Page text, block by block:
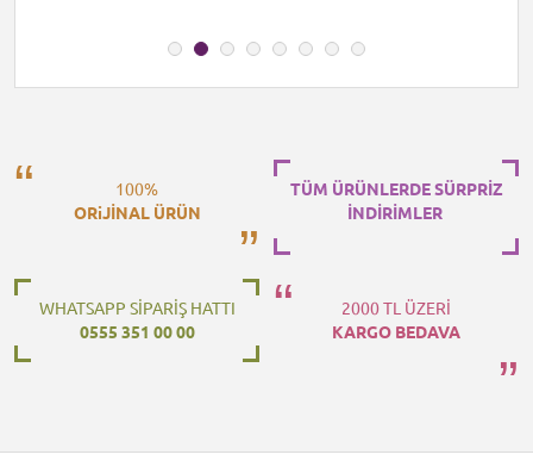
100%
ORiJİNAL ÜRÜN
TÜM ÜRÜNLERDE SÜRPRİZ
İNDİRİMLER
WHATSAPP SİPARİŞ HATTI
0555 351 00 00
2000 TL ÜZERİ
KARGO BEDAVA